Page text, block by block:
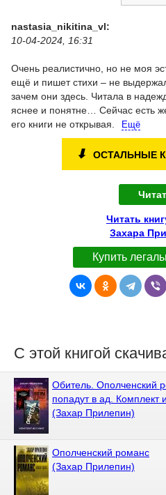
nastasia_nikitina_vl:
10-04-2024, 16:31
Очень реалистично, но не моя
ещё и пишет стихи – не
зачем они здесь. Читала в
яснее и понятне… Сейчас есть
его книги не открывая.
Ещё
⬇ ОСТАЛЬНЫЕ
Читать
Захара
Купить
С этой книгой
Обитель. Ополченский
попадут в ад. Комплект
(Захар Прилепин)
Ополченский романс
(Захар Прилепин)